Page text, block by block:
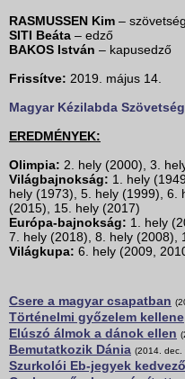
RASMUSSEN Kim –
SITI Beáta – edző
BAKOS István – kapusedző
Frissítve: 2019. május 14.
Magyar Kézilabda Szövetség
EREDMÉNYEK:
Olimpia: 2. hely (2000), 3.
Világbajnokság: 1. hely
hely (1973), 5. hely (1999), 6.
(2015), 15. hely (2017)
Európa-bajnokság: 1. hely
7. hely (2018), 8. hely (2008),
Világkupa: 6. hely (2009,
Csere a magyar csapatban
Történelmi győzelem kellene
Elúszó álmok a dánok ellen
Bemutatkozik Dánia (2014. dec.
Szurkolói Eb-jegyek